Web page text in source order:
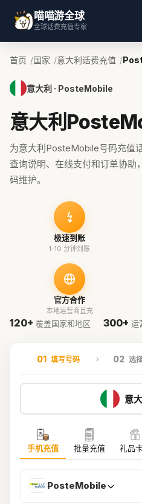
喵喵游全球
全球话费充值专家
首页 国家 意大利话费充值
意大利 · PosteMobile
意大利
为意大利PosteMobile号码充值
查询说明、在线支付和订单协助
码维护。
极速到账
1-10 分钟到账
官方合作
本地运营商直充
120+ 覆盖国家和地区 300+ 运
01 填写号码 02 选
意
手机充值 批量充值 礼品
PosteMobile